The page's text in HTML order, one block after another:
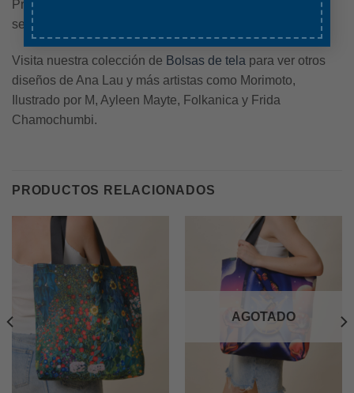
Precauciones:
secadora.
Visita nuestra colección de Bolsas de tela para ver otros
diseños de Ana Lau y más artistas como Morimoto,
Ilustrado por M, Ayleen Mayte, Folkanica y Frida
Chamochumbi.
PRODUCTOS RELACIONADOS
AGOTADO